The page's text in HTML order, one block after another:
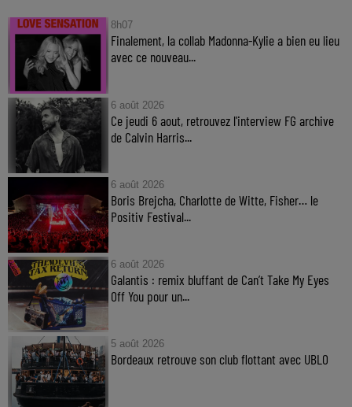
8h07
Finalement, la collab Madonna-Kylie a bien eu lieu
avec ce nouveau...
6 août 2026
Ce jeudi 6 aout, retrouvez l'interview FG archive
de Calvin Harris...
6 août 2026
Boris Brejcha, Charlotte de Witte, Fisher… le
Positiv Festival...
6 août 2026
Galantis : remix bluffant de Can’t Take My Eyes
Off You pour un...
5 août 2026
Bordeaux retrouve son club flottant avec UBLO